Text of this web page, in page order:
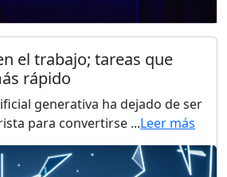
el trabajo; tareas que
rápido
generativa ha dejado de ser
para convertirse ...Leer más